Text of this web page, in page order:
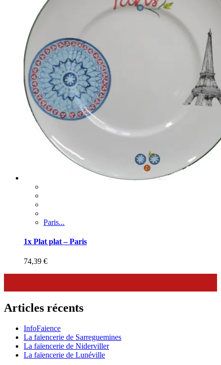
Paris...
1x Plat plat – Paris
74,39 €
Articles récents
InfoFaience
La faïencerie de Sarreguemines
La faïencerie de Niderviller
La faïencerie de Lunéville